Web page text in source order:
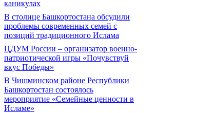
каникулах
В столице Башкортостана обсудили
проблемы современных семей с
позиций традиционного Ислама
ЦДУМ России – организатор военно-
патриотической игры «Почувствуй
вкус Победы»
В Чишминском районе Республики
Башкортостан состоялось
мероприятие «Семейные ценности в
Исламе»